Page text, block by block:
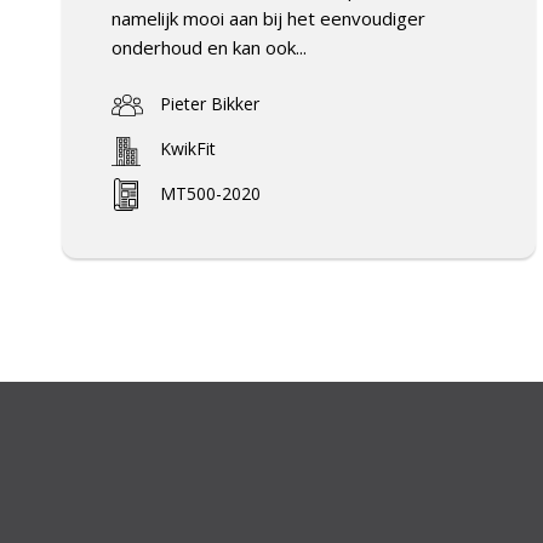
namelijk mooi aan bij het eenvoudiger
onderhoud en kan ook...
Pieter Bikker
KwikFit
MT500-2020